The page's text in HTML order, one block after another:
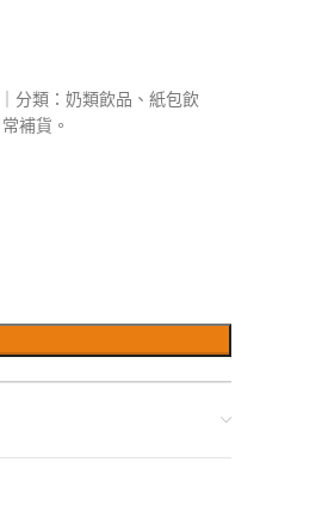
分類：奶類飲品、紙包飲
補貨。